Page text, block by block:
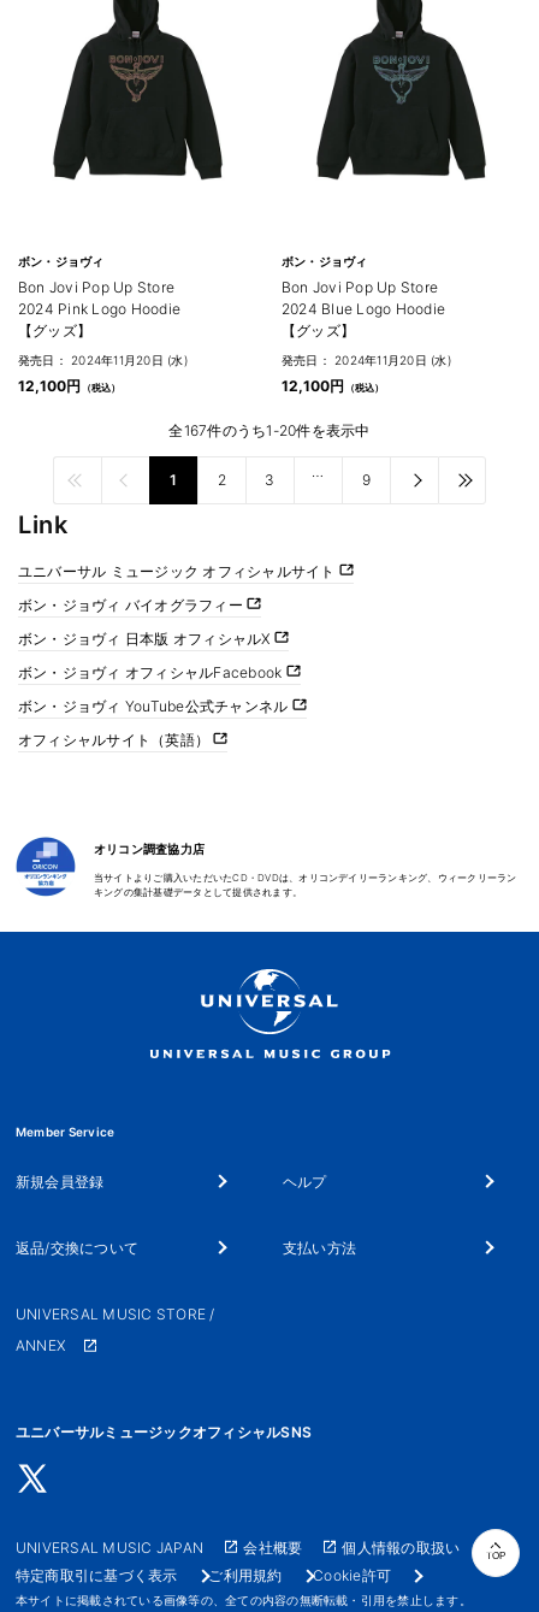
ボン・ジョヴィ
Bon Jovi Pop Up Store
2024 Pink Logo Hoodie
【グッズ】
発売日： 2024年11月20日 (水)
12,100円
ボン・ジョヴィ
Bon Jovi Pop Up Store
2024 Blue Logo Hoodie
【グッズ】
発売日： 2024年11月20日 (水)
12,100円
全167件のうち1-20件を表示中
1 2 3 … 9
Link
ユニバーサル ミュージック オフィシャルサイト
ボン・ジョヴィ バイオグラフィー
ボン・ジョヴィ 日本版 オフィシャルX
ボン・ジョヴィ オフィシャルFacebook
ボン・ジョヴィ YouTube公式チャンネル
オフィシャルサイト（英語）
TOP
オリコン調査協力店
当サイトよりご購入いただいたCD・DVDは、オリコンデイリーランキング、ウィークリーラン
キングの集計基礎データとして提供されます。
Member Service
新規会員登録 ヘルプ
返品/交換について 支払い方法
UNIVERSAL MUSIC STORE /
ANNEX
ユニバーサルミュージックオフィシャルSNS
UNIVERSAL MUSIC JAPAN 会社概要
個人情報の取扱い
特定商取引に基づく表示
ご利用規約 Cookie許可
本サイトに掲載されている画像等の、全ての内容の無断転載・引用を禁止します。